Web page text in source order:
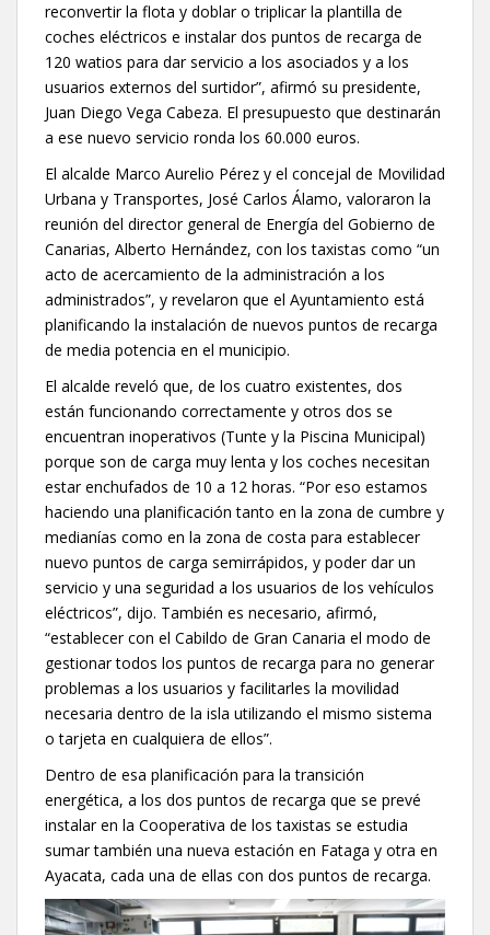
reconvertir la flota y doblar o triplicar la plantilla de
coches eléctricos e instalar dos puntos de recarga de
120 watios para dar servicio a los asociados y a los
usuarios externos del surtidor”, afirmó su presidente,
Juan Diego Vega Cabeza. El presupuesto que destinarán
a ese nuevo servicio ronda los 60.000 euros.
El alcalde Marco Aurelio Pérez y el concejal de Movilidad
Urbana y Transportes, José Carlos Álamo, valoraron la
reunión del director general de Energía del Gobierno de
Canarias, Alberto Hernández, con los taxistas como “un
acto de acercamiento de la administración a los
administrados”, y revelaron que el Ayuntamiento está
planificando la instalación de nuevos puntos de recarga
de media potencia en el municipio.
El alcalde reveló que, de los cuatro existentes, dos
están funcionando correctamente y otros dos se
encuentran inoperativos (Tunte y la Piscina Municipal)
porque son de carga muy lenta y los coches necesitan
estar enchufados de 10 a 12 horas. “Por eso estamos
haciendo una planificación tanto en la zona de cumbre y
medianías como en la zona de costa para establecer
nuevo puntos de carga semirrápidos, y poder dar un
servicio y una seguridad a los usuarios de los vehículos
eléctricos”, dijo. También es necesario, afirmó,
“establecer con el Cabildo de Gran Canaria el modo de
gestionar todos los puntos de recarga para no generar
problemas a los usuarios y facilitarles la movilidad
necesaria dentro de la isla utilizando el mismo sistema
o tarjeta en cualquiera de ellos”.
Dentro de esa planificación para la transición
energética, a los dos puntos de recarga que se prevé
instalar en la Cooperativa de los taxistas se estudia
sumar también una nueva estación en Fataga y otra en
Ayacata, cada una de ellas con dos puntos de recarga.